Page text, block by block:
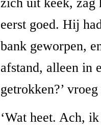
eerst goed. Hij
bank geworpen,
afstand, alleen in
getrokken?’
‘Wat heet. Ach,